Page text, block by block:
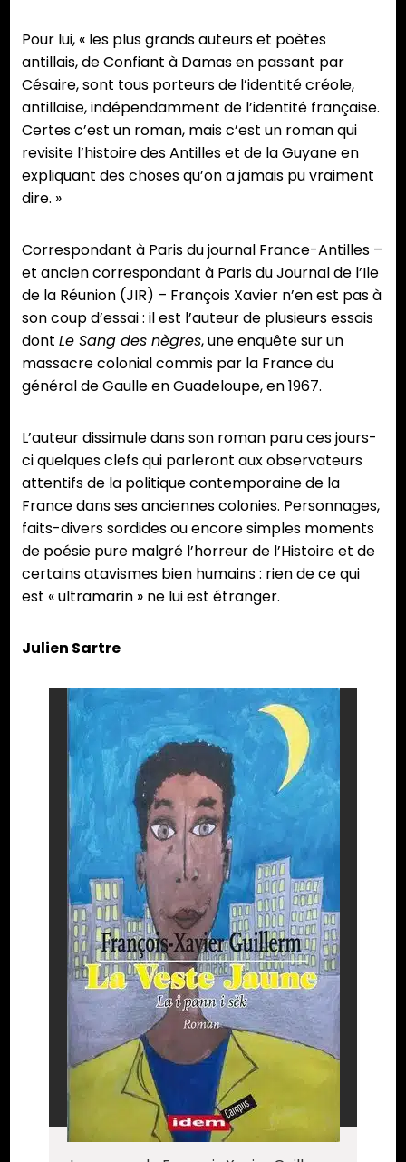
Pour lui, « les plus grands auteurs et poètes
antillais, de Confiant à Damas en passant par
Césaire, sont tous porteurs de l’identité créole,
antillaise, indépendamment de l’identité française.
Certes c’est un roman, mais c’est un roman qui
revisite l’histoire des Antilles et de la Guyane en
expliquant des choses qu’on a jamais pu vraiment
dire. »
Correspondant à Paris du journal France-Antilles –
et ancien correspondant à Paris du Journal de l’Ile
de la Réunion (JIR) – François Xavier n’en est pas à
son coup d’essai : il est l’auteur de plusieurs essais
dont Le Sang des nègres, une enquête sur un
massacre colonial commis par la France du
général de Gaulle en Guadeloupe, en 1967.
L’auteur dissimule dans son roman paru ces jours-
ci quelques clefs qui parleront aux observateurs
attentifs de la politique contemporaine de la
France dans ses anciennes colonies. Personnages,
faits-divers sordides ou encore simples moments
de poésie pure malgré l’horreur de l’Histoire et de
certains atavismes bien humains : rien de ce qui
est « ultramarin » ne lui est étranger.
Julien Sartre